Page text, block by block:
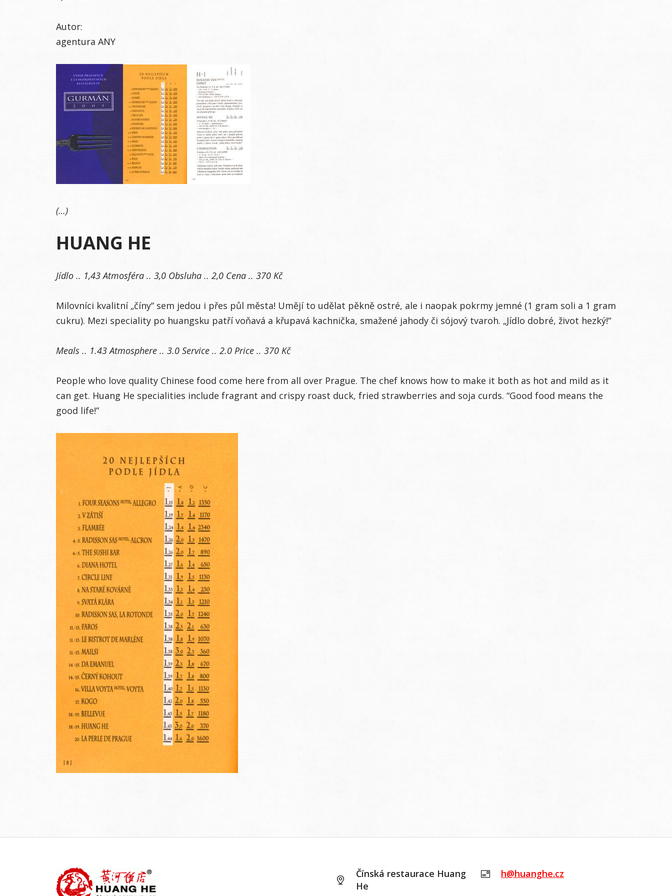
Autor:
agentura ANY
(…)
HUANG HE
Jídlo .. 1,43 Atmosféra .. 3,0 Obsluha .. 2,0 Cena .. 370 Kč
Milovníci kvalitní „číny“ sem jedou i přes půl města! Umějí to udělat pěkně ostré, ale i naopak pokrmy jemné (1 gram soli a 1 gram
cukru). Mezi speciality po huangsku patří voňavá a křupavá kachnička, smažené jahody či sójový tvaroh. „Jídlo dobré, život hezký!“
Meals .. 1.43 Atmosphere .. 3.0 Service .. 2.0 Price .. 370 Kč
People who love quality Chinese food come here from all over Prague. The chef knows how to make it both as hot and mild as it
can get. Huang He specialities include fragrant and crispy roast duck, fried strawberries and soja curds. “Good food means the
good life!”
Čínská restaurace Huang
He
h@huanghe.cz